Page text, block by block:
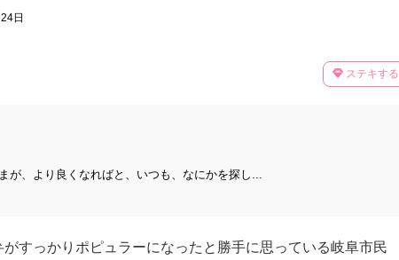
日
ステキする
が、より良くなればと、いつも、なにかを探し...
がすっかりポピュラーになったと勝手に思っている岐阜市民